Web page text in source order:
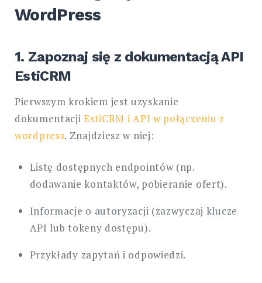
WordPress
1. Zapoznaj się z dokumentacją API
EstiCRM
Pierwszym krokiem jest uzyskanie
dokumentacjiEstiCRM i API w połączeniu z
wordpress. Znajdziesz w niej:
Listę dostępnych endpointów (np.
dodawanie kontaktów, pobieranie ofert).
Informacje o autoryzacji (zazwyczaj klucze
API lub tokeny dostępu).
Przykłady zapytań i odpowiedzi.